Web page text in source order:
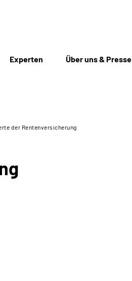
Experten Über uns & Presse
der Rentenversicherung